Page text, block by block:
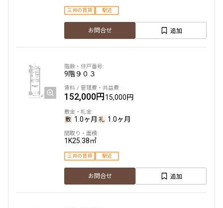
三井の賃貸 駅近
お問合せ 追加
9階９０３
152,000円15,000円
1.0ヶ月 1.0ヶ月
1K25.38㎡
三井の賃貸 駅近
お問合せ 追加